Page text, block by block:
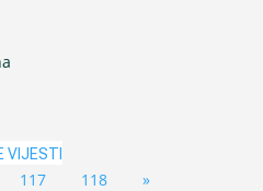
VIJESTI
117 118 »